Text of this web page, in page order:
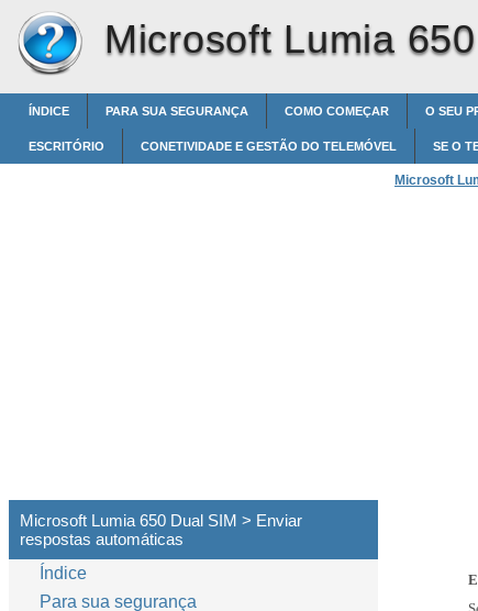
Microsoft Lumia
ÍNDICE PARA SUA SEGURANÇA COMO COMEÇAR O SEU
ESCRITÓRIO CONETIVIDADE E GESTÃO DO TELEMÓVEL SE O
Microsoft
Microsoft Lumia 650 Dual SIM > Enviar
respostas automáticas
Índice
Para sua segurança